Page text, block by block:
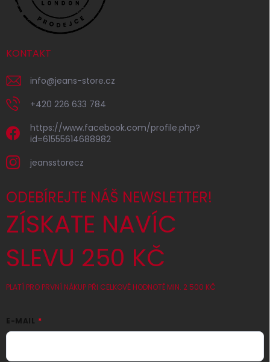
KONTAKT
info@jeans-store.cz
+420 226 633 784
https://www.facebook.com/profile.php?
id=61555614688982
jeansstorecz
ODEBÍREJTE NÁŠ NEWSLETTER!
ZÍSKATE NAVÍC
SLEVU 250 KČ
PLATÍ PRO PRVNÍ NÁKUP PŘI CELKOVÉ HODNOTĚ MIN. 2 500 KČ
E-MAIL